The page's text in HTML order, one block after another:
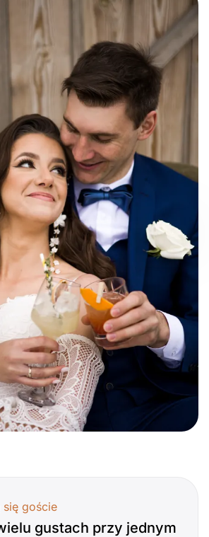
się goście
gustach przy jednym